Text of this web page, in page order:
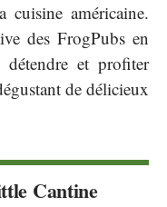
cuisine américaine.
des FrogPubs en
et profiter
de délicieux
Cantine